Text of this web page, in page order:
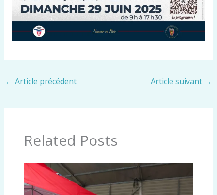
← Article précédent Article suivant →
Related Posts